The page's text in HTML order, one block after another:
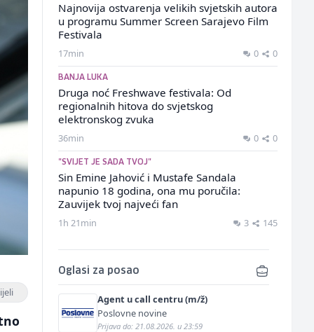
Najnovija ostvarenja velikih svjetskih autora
u programu Summer Screen Sarajevo Film
Festivala
17min 0 0
BANJA LUKA
Druga noć Freshwave festivala: Od
regionalnih hitova do svjetskog
elektronskog zvuka
36min 0 0
"SVIJET JE SADA TVOJ"
Sin Emine Jahović i Mustafe Sandala
napunio 18 godina, ona mu poručila:
Zauvijek tvoj najveći fan
1h 21min 3 145
Oglasi za posao
Agent u call centru (m/ž)
Poslovne novine
Prijava do: 21.08.2026. u 23:59